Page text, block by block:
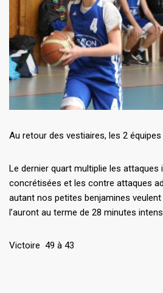
Au retour des vestiaires, les 2
Le dernier quart multiplie les attaques
concrétisées et les contre attaques
autant nos petites benjamines
l’auront au terme de 28 minutes
Victoire 49 à 43